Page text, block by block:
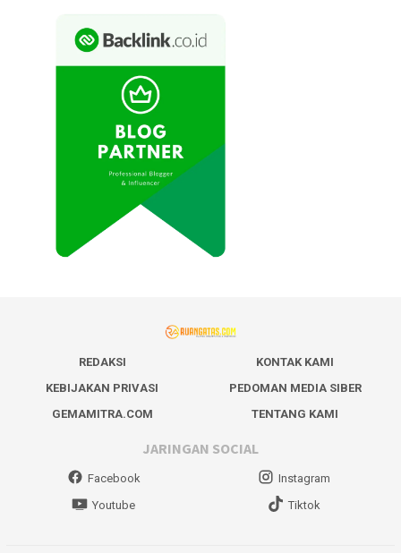
REDAKSI
KONTAK KAMI
KEBIJAKAN PRIVASI
PEDOMAN MEDIA SIBER
GEMAMITRA.COM
TENTANG KAMI
JARINGAN SOCIAL
Facebook
Instagram
Youtube
Tiktok